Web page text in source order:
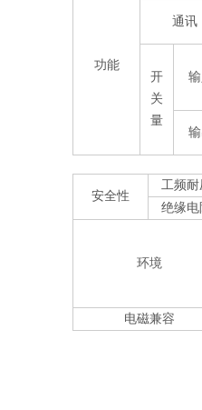
功能
通讯
开
关
量
安全性
工频耐
绝缘电
环境
电磁兼容